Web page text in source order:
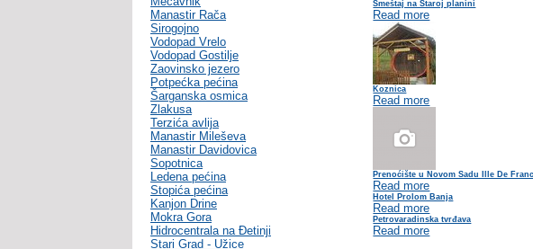
Manastir Rača
Sirogojno
Vodopad Vrelo
Vodopad Gostilje
Zaovinsko jezero
Potpećka pećina
Šarganska osmica
Zlakusa
Terzića avlija
Manastir Mileševa
Manastir Davidovica
Sopotnica
Ledena pećina
Stopića pećina
Kanjon Drine
Mokra Gora
Hidrocentrala na Đetinji
Stari Grad - Užice
Smeštaj na Staroj planini
Read more
Koznica
Read more
Prenoćište u Novom Sadu Ille De
Read more
Hotel Prolom Banja
Read more
Petrovaradinska tvrđava
Read more